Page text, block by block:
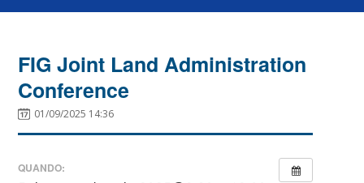
FIG Joint Land Administration
Conference
01/09/2025 14:36
QUANDO: